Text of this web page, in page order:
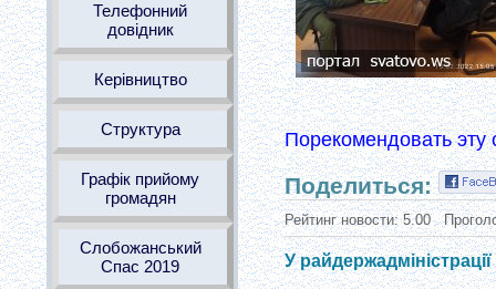
Телефонний
довідник
Керівництво
Структура
Графік прийому
громадян
Слобожанський
Спас 2019
Порекомендовать эту
Поделиться:
Рейтинг новости:5.00
У